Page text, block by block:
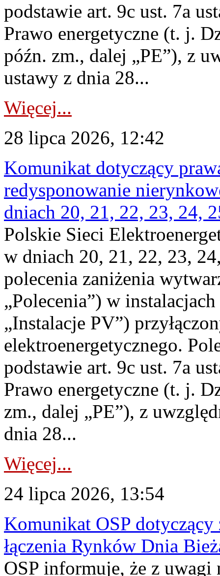
podstawie art. 9c ust. 7a
Prawo energetyczne (t. j.
późn. zm., dalej „PE”), z
ustawy z dnia 28...
Więcej...
28 lipca 2026, 12:42
Komunikat dotyczący
redysponowanie
dniach 20, 21, 22, 23, 24,
Polskie Sieci
w dniach 20, 21, 22, 23,
polecenia zaniżenia
„Polecenia”) w
„Instalacje PV”)
elektroenergetycznego.
podstawie art. 9c ust. 7a
Prawo energetyczne (t. j.
zm., dalej „PE”), z
dnia 28...
Więcej...
24 lipca 2026, 13:54
Komunikat OSP dotyczący
łączenia Rynków Dnia
OSP informuje, że z uwagi